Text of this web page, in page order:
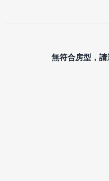
無符合房型，請